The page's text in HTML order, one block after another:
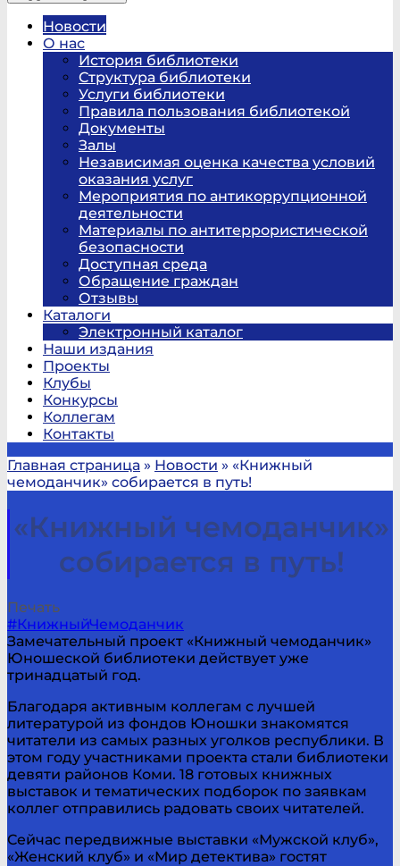
Новости
О нас
История библиотеки
Структура библиотеки
Услуги библиотеки
Правила пользования библиотекой
Документы
Залы
Независимая оценка качества условий
оказания услуг
Мероприятия по антикоррупционной
деятельности
Материалы по антитеррористической
безопасности
Доступная среда
Обращение граждан
Отзывы
Каталоги
Электронный каталог
Наши издания
Проекты
Клубы
Конкурсы
Коллегам
Контакты
Главная страница » Новости » «Книжный
чемоданчик» собирается в путь!
«Книжный чемоданчик»
собирается в путь!
Печать
#КнижныйЧемоданчик
Замечательный проект «Книжный чемоданчик»
Юношеской библиотеки действует уже
тринадцатый год.
Благодаря активным коллегам с лучшей
литературой из фондов Юношки знакомятся
читатели из самых разных уголков республики. В
этом году участниками проекта стали библиотеки
девяти районов Коми. 18 готовых книжных
выставок и тематических подборок по заявкам
коллег отправились радовать своих читателей.
Сейчас передвижные выставки «Мужской клуб»,
«Женский клуб» и «Мир детектива» гостят